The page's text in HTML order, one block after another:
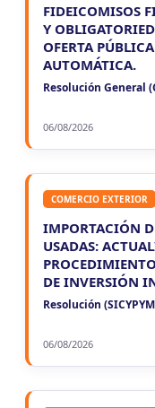
FIDEICOMISOS
Y
OFERTA
AUTOMÁTICA.
Resolución General
06/08/2026
COMERCIO EXTERIOR
IMPORTACIÓN
USADAS:
DE INVERSIÓN
Resolución
06/08/2026